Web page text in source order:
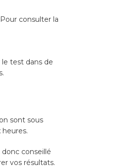
consulter la
test dans de
sont sous
donc conseillé
vos résultats.